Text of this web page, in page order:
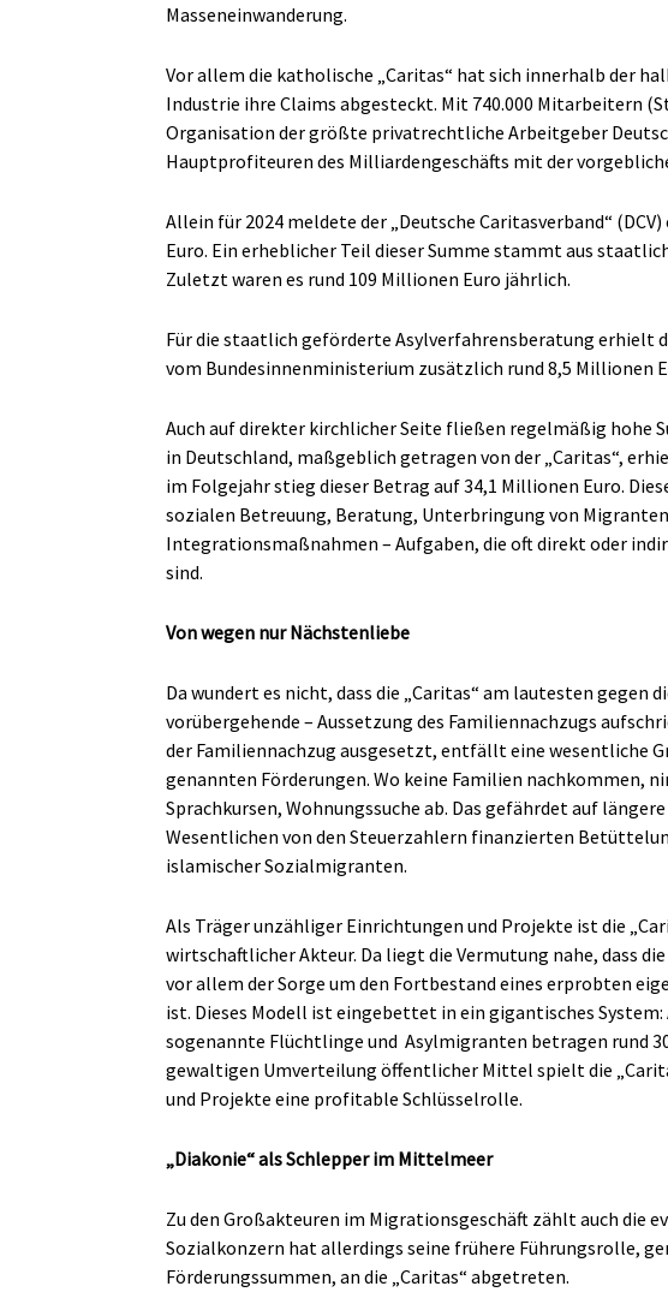
Masseneinwanderung.
Vor allem die katholische „Caritas“ hat sich innerhalb der
Industrie ihre Claims abgesteckt. Mit 740.000 Mitarbeitern
Organisation der größte privatrechtliche Arbeitgeber
Hauptprofiteuren des Milliardengeschäfts mit der
Allein für 2024 meldete der „Deutsche Caritasverband“
Euro. Ein erheblicher Teil dieser Summe stammt aus
Zuletzt waren es rund 109 Millionen Euro jährlich.
Für die staatlich geförderte Asylverfahrensberatung erhielt
vom Bundesinnenministerium zusätzlich rund 8,5 Millionen
Auch auf direkter kirchlicher Seite fließen regelmäßig hohe
in Deutschland, maßgeblich getragen von der „Caritas“,
im Folgejahr stieg dieser Betrag auf 34,1 Millionen Euro.
sozialen Betreuung, Beratung, Unterbringung von
Integrationsmaßnahmen – Aufgaben, die oft direkt oder
sind.
Von wegen nur Nächstenliebe
Da wundert es nicht, dass die „Caritas“ am lautesten gegen
vorübergehende – Aussetzung des Familiennachzugs
der Familiennachzug ausgesetzt, entfällt eine wesentliche
genannten Förderungen. Wo keine Familien nachkommen,
Sprachkursen, Wohnungssuche ab. Das gefährdet auf
Wesentlichen von den Steuerzahlern finanzierten
islamischer Sozialmigranten.
Als Träger unzähliger Einrichtungen und Projekte ist die
wirtschaftlicher Akteur. Da liegt die Vermutung nahe, dass
vor allem der Sorge um den Fortbestand eines erprobten
ist. Dieses Modell ist eingebettet in ein gigantisches System:
sogenannte Flüchtlinge und Asylmigranten betragen rund
gewaltigen Umverteilung öffentlicher Mittel spielt die
und Projekte eine profitable Schlüsselrolle.
„Diakonie“ als Schlepper im Mittelmeer
Zu den Großakteuren im Migrationsgeschäft zählt auch die
Sozialkonzern hat allerdings seine frühere Führungsrolle,
Förderungssummen, an die „Caritas“ abgetreten.